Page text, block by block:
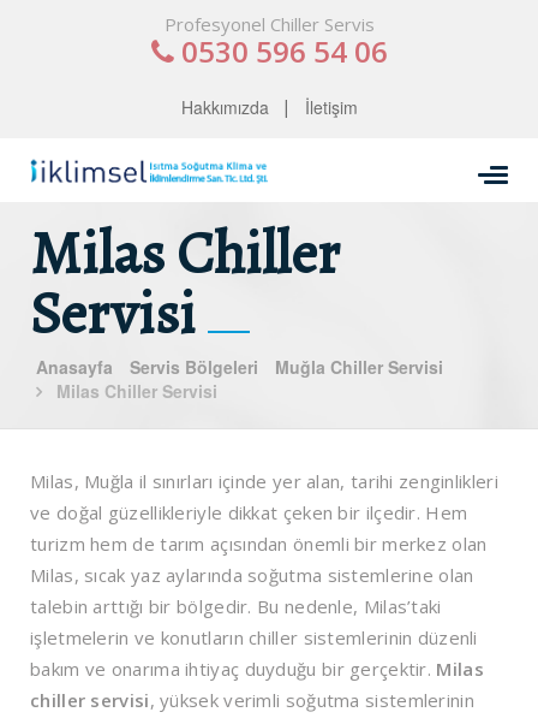
Profesyonel Chiller Servis
0530 596 54 06
Hakkımızda İletişim
Milas Chiller
Servisi
Anasayfa Servis Bölgeleri
Muğla Chiller Servisi
Milas Chiller Servisi
Milas, Muğla il sınırları içinde yer alan, tarihi zenginlikleri
ve doğal güzellikleriyle dikkat çeken bir ilçedir. Hem
turizm hem de tarım açısından önemli bir merkez olan
Milas, sıcak yaz aylarında soğutma sistemlerine olan
talebin arttığı bir bölgedir. Bu nedenle, Milas’taki
işletmelerin ve konutların chiller sistemlerinin düzenli
bakım ve onarıma ihtiyaç duyduğu bir gerçektir. Milas
chiller servisi, yüksek verimli soğutma sistemlerinin